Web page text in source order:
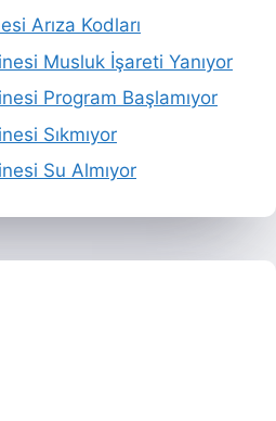
Arıza Kodları
Musluk İşareti Yanıyor
Program Başlamıyor
Sıkmıyor
Su Almıyor